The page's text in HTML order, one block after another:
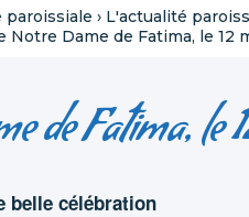
paroissiale › L'actualité
Notre Dame de Fatima, le 12
de Fatima,
belle célébration